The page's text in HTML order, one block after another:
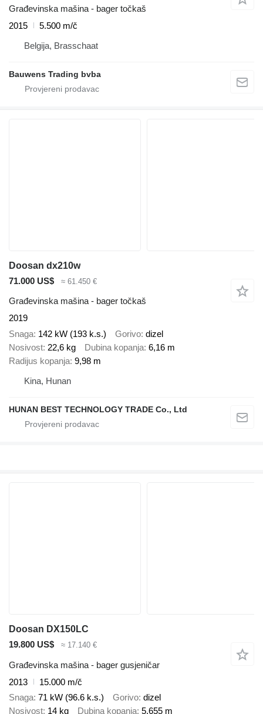
Građevinska mašina - bager točkaš
2015
5.500 m/č
Belgija, Brasschaat
Bauwens Trading bvba
Doosan dx210w
71.000 US$
≈ 61.450 €
Građevinska mašina - bager točkaš
2019
Snaga 142 kW (193 k.s.) Gorivo dizel
Nosivost 22,6 kg Dubina kopanja 6,16 m
Radijus kopanja 9,98 m
Kina, Hunan
HUNAN BEST TECHNOLOGY TRADE Co., Ltd
Doosan DX150LC
19.800 US$
≈ 17.140 €
Građevinska mašina - bager gusjeničar
2013
15.000 m/č
Snaga 71 kW (96.6 k.s.) Gorivo dizel
Nosivost 14 kg Dubina kopanja 5,655 m